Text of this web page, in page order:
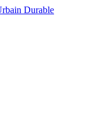
Durable